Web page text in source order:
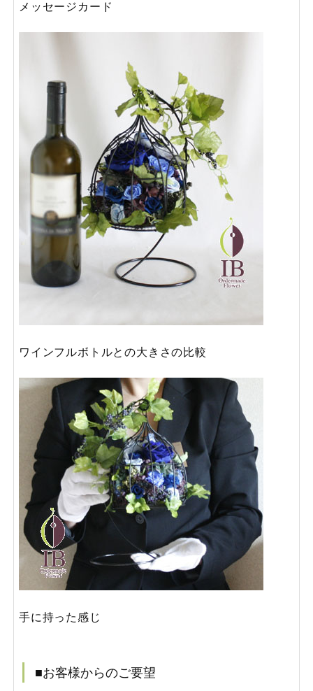
メッセージカード
ワインフルボトルとの大きさの比較
手に持った感じ
■お客様からのご要望